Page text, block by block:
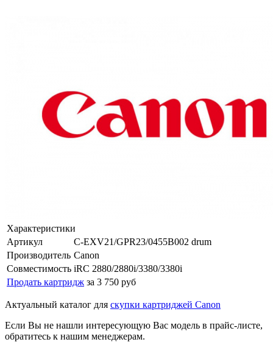
Характеристики
Артикул
C-EXV21/GPR23/0455B002 drum
Производитель Canon
Совместимость iRC 2880/2880i/3380/3380i
Продать картридж за 3 750 руб
Актуальный каталог для скупки картриджей Canon
Если Вы не нашли интересующую Вас модель в прайс-листе,
обратитесь к нашим менеджерам.